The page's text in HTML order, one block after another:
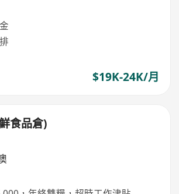
$19K-24K/月
食品倉)